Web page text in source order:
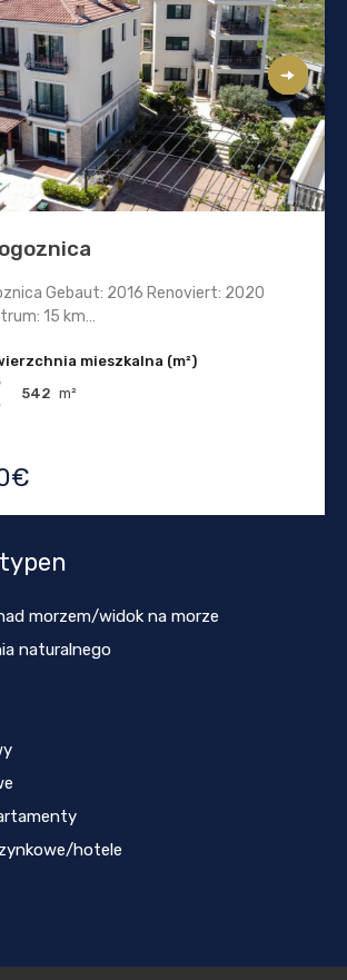
Gebaut: 2016 Renoviert: 2020
15 km…
mieszkalna (m²)
542 m²
morzem/widok na morze
naturalnego
hotele